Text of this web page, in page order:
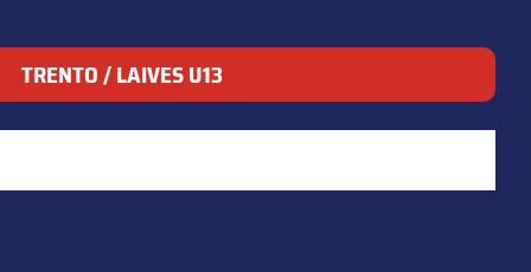
TRENTO / LAIVES U13